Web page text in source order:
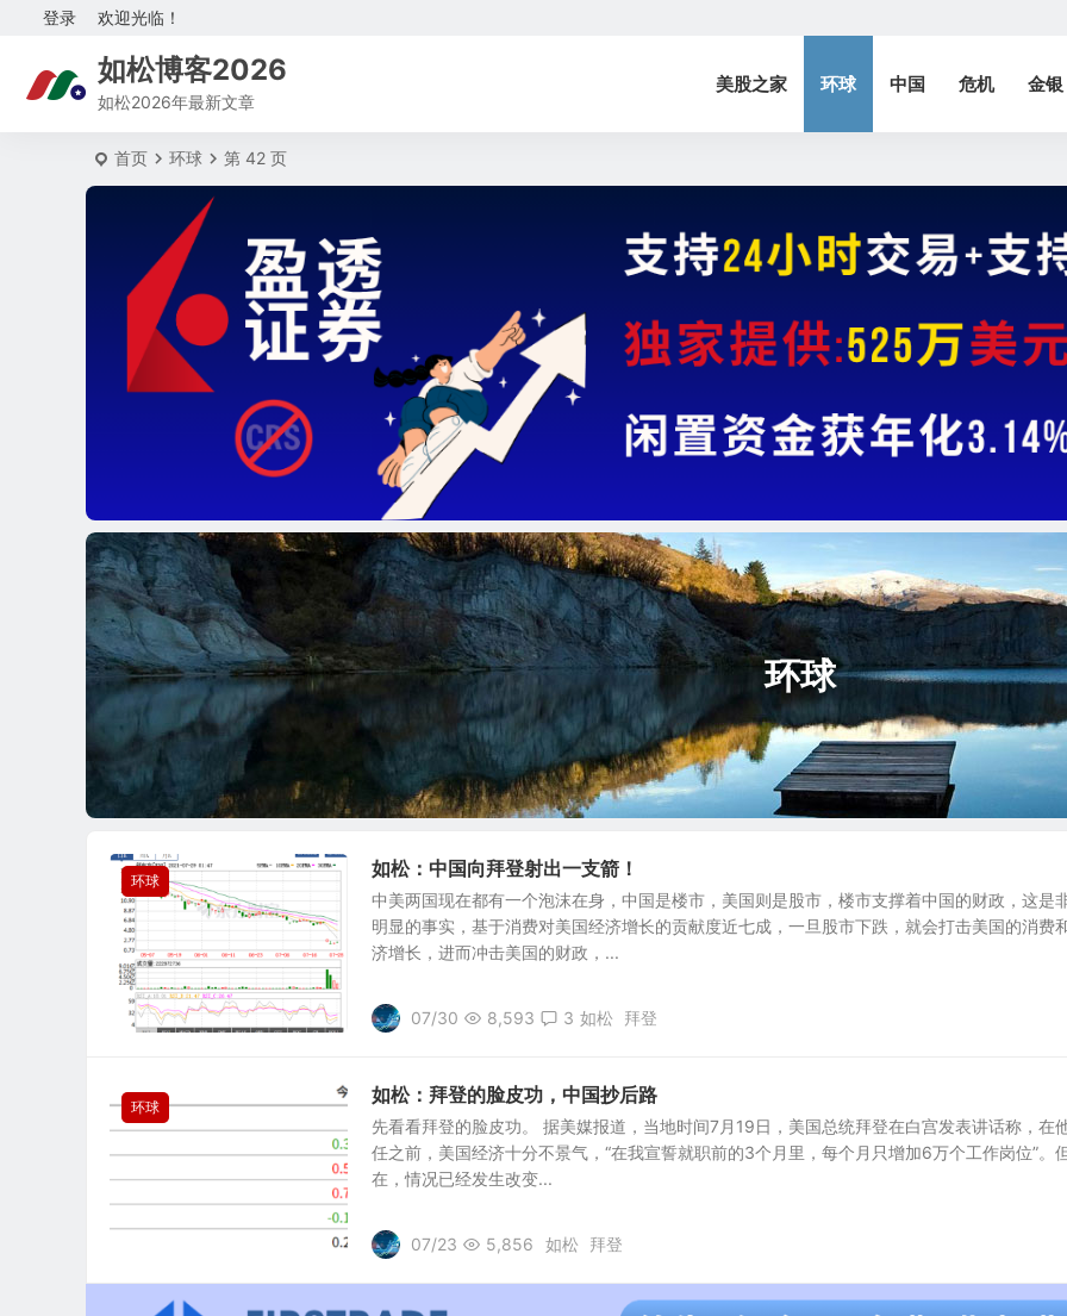
欢迎光临！
登录
如松博客2026
如松2026年最新文章
美股之家 环球 中国 危机 金银
首页 环球 第 42 页
环球
环球
如松：中国向拜登射出一支箭！
中美两国现在都有一个泡沫在身，中国是楼市，美国则是股市，楼市支撑着中国的财政，这是
明显的事实，基于消费对美国经济增长的贡献度近七成，一旦股市下跌，就会打击美国的消费
济增长，进而冲击美国的财政，...
07/30 8,593 3 如松 拜登
环球
如松：拜登的脸皮功，中国抄后路
先看看拜登的脸皮功。 据美媒报道，当地时间7月19日，美国总统拜登在白宫发表讲话称，在
任之前，美国经济十分不景气，“在我宣誓就职前的3个月里，每个月只增加6万个工作岗位”。
在，情况已经发生改变...
07/23 5,856 如松 拜登